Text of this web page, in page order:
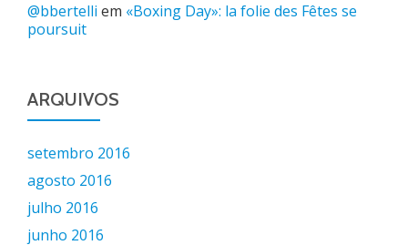
@bbertelli em «Boxing Day»: la folie des Fêtes se
poursuit
ARQUIVOS
setembro 2016
agosto 2016
julho 2016
junho 2016